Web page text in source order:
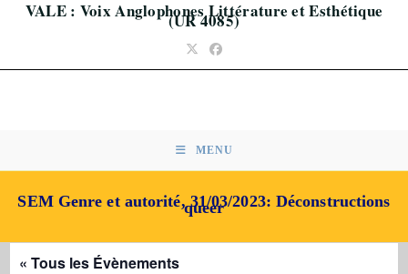
VALE : Voix Anglophones Littérature et Esthétique
(UR 4085)
MENU
SEM Genre et autorité, 31/03/2023: Déconstructions
queer
« Tous les Évènements